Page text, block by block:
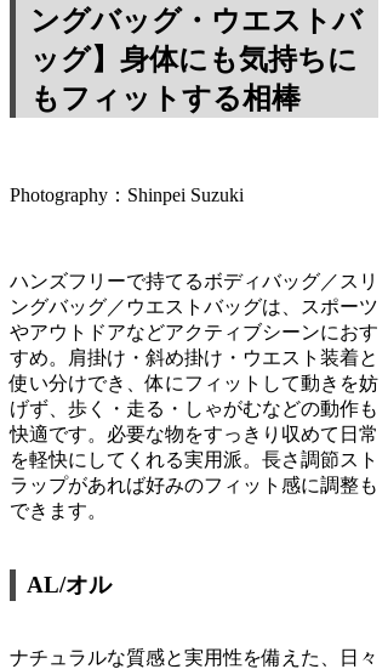
ングバッグ・ウエストバ
ッグ】身体にも気持ちに
もフィットする相棒
Photography：Shinpei Suzuki
ハンズフリーで持てるボディバッグ／スリ
ングバッグ／ウエストバッグは、スポーツ
やアウトドアなどアクティブシーンにおす
すめ。肩掛け・斜め掛け・ウエスト装着と
使い分けでき、体にフィットして動きを妨
げず、歩く・走る・しゃがむなどの動作も
快適です。必要な物をすっきり収めて日常
を軽快にしてくれる実用派。長さ調節スト
ラップがあれば好みのフィット感に調整も
できます。
AL/オル
ナチュラルな質感と実用性を備えた、日々